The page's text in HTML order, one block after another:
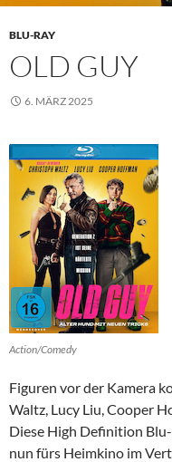
BLU-RAY
OLD GUY
6. MÄRZ 2025
Action/Comedy
Figuren vor der Kamera
Waltz, Lucy Liu, Cooper
Diese High Definition
nun fürs Heimkino im